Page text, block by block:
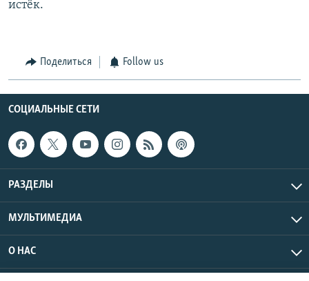
истёк.
Поделиться Follow us
СОЦИАЛЬНЫЕ СЕТИ
РАЗДЕЛЫ
МУЛЬТИМЕДИА
О НАС